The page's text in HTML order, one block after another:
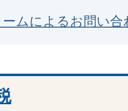
ムによるお問い合